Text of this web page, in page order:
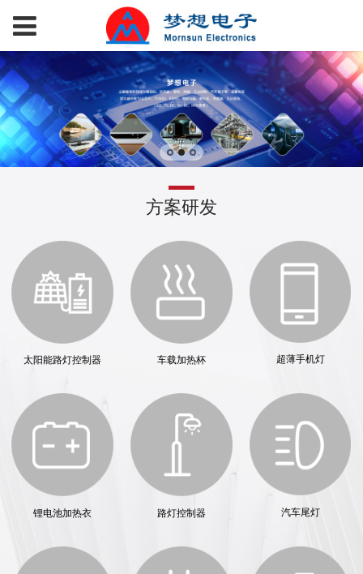
方案研发
太阳能路灯控制器 车载加热杯 超薄手机灯
锂电池加热衣 路灯控制器 汽车尾灯